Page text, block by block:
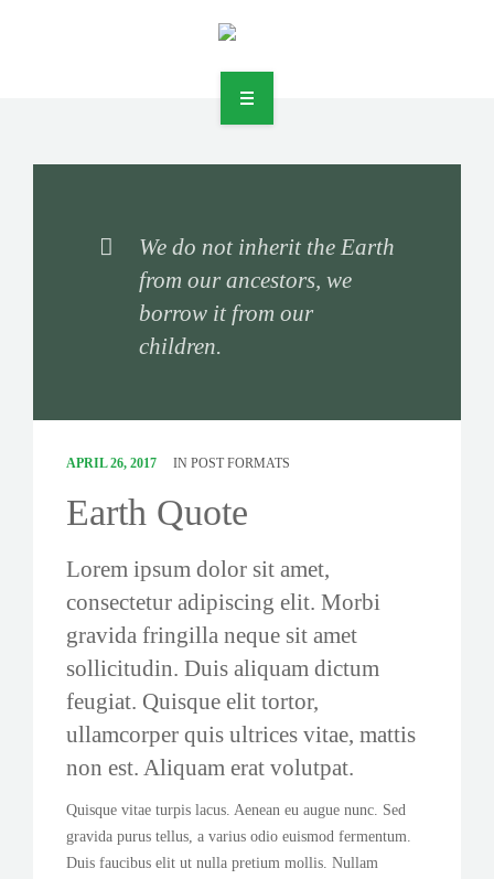
We do not inherit the Earth
from our ancestors, we
borrow it from our
children.
APRIL 26, 2017 IN POST FORMATS
Earth Quote
Lorem ipsum dolor sit amet,
consectetur adipiscing elit. Morbi
gravida fringilla neque sit amet
sollicitudin. Duis aliquam dictum
feugiat. Quisque elit tortor,
ullamcorper quis ultrices vitae, mattis
non est. Aliquam erat volutpat.
Quisque vitae turpis lacus. Aenean eu augue nunc. Sed
gravida purus tellus, a varius odio euismod fermentum.
Duis faucibus elit ut nulla pretium mollis. Nullam